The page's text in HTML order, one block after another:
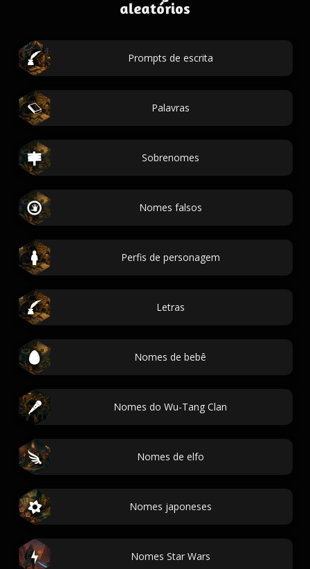
aleatórios
Prompts de escrita
Palavras
Sobrenomes
Nomes falsos
Perfis de personagem
Letras
Nomes de bebê
Nomes do Wu-Tang Clan
Nomes de elfo
Nomes japoneses
Nomes Star Wars